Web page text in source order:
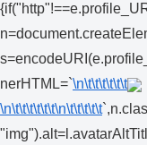
nerHTML=`\n\t\t\t\t\t\t
\n\t\t\t\t\t\t\n\t\t\t\t\t